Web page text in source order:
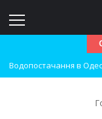
Водопостачання в
Нічна атака
Одеські хокеїсти